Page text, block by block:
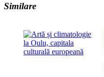
Similare